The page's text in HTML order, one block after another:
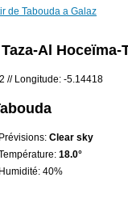
de Tabouda a Galaz
Al Hoceïma-
// Longitude: -5.14418
Prévisions: Clear sky
18.0°
Humidité: 40%